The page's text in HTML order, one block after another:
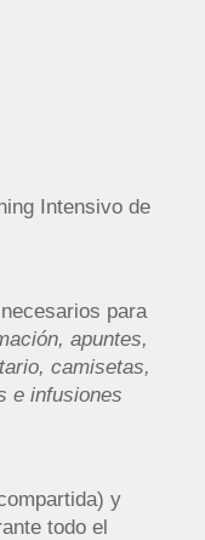
Intensivo de
necesarios para
apuntes,
camisetas,
e infusiones
y
todo el